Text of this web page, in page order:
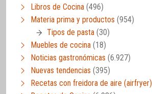
Libros de Cocina (496)
Materia prima y productos (954)
Tipos de pasta (30)
Muebles de cocina (18)
Noticias gastronómicas (6.927)
Nuevas tendencias (395)
Recetas con freidora de aire (airfryer)